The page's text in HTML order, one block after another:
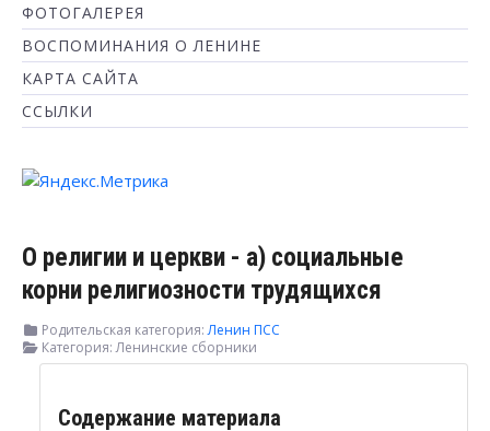
ФОТОГАЛЕРЕЯ
ВОСПОМИНАНИЯ О ЛЕНИНЕ
КАРТА САЙТА
ССЫЛКИ
О религии и церкви - а) социальные
корни религиозности трудящихся
Родительская категория:Ленин ПСС
Категория:Ленинские сборники
Содержание материала